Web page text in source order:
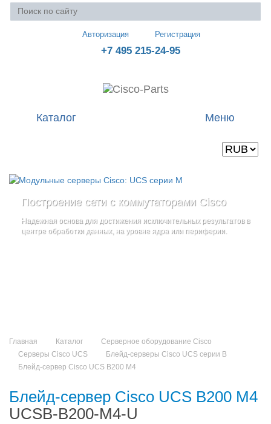
Авторизация Регистрация
+7 495 215-24-95
Меню
Каталог
Построение сети с коммутаторами Cisco
Надежная основа для достижения исключительных результатов в
центре обработки данных, на уровне ядра или периферии.
Стоечные серверы Cisco UCS серии C
Созданы для сокращения общей стоимости владенияи
повышение адаптивности Вашего бизнеса
дополнительные компоненты
Главная Каталог
Серверное оборудование Cisco
Серверы Cisco UCS
Блейд-серверы Cisco UCS серии B
Блейд-сервер Cisco UCS B200 M4
Блейд-сервер Cisco UCS B200 M4
UCSB-B200-M4-U